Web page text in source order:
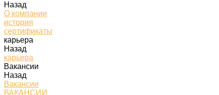
Назад
О компании
история
сертификаты
карьера
Назад
карьера
Вакансии
Назад
Вакансии
ВАКАНСИИ